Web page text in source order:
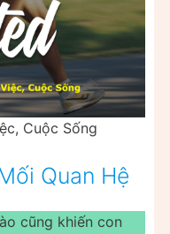
Cuộc Sống
Quan Hệ
cũng khiến con